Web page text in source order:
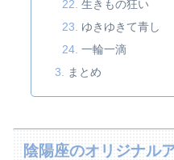
生きもの狂い
ゆきゆきて青し
一輪一滴
まとめ
陰陽座のオリジナル